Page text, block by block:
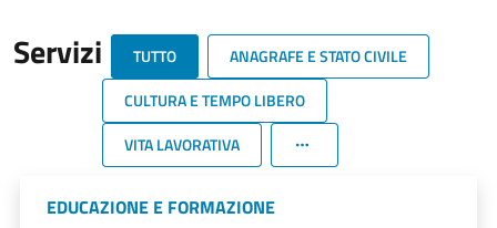
Servizi TUTTO
ANAGRAFE E STATO CIVILE
CULTURA E TEMPO LIBERO
VITA LAVORATIVA
EDUCAZIONE E FORMAZIONE